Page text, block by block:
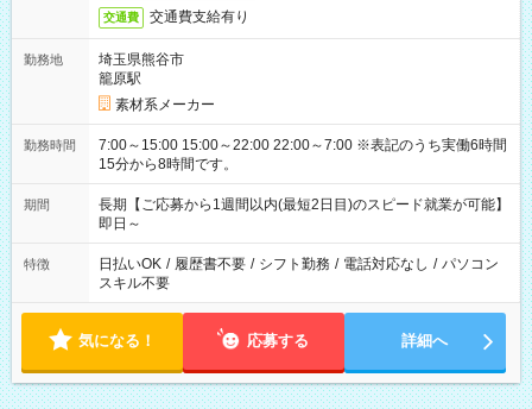
交通費 交通費支給有り
勤務地
埼玉県熊谷市
籠原駅
素材系メーカー
勤務時間
7:00～15:00 15:00～22:00 22:00～7:00 ※表記のうち実働6時間
15分から8時間です。
期間
長期【ご応募から1週間以内(最短2日目)のスピード就業が可能】
即日～
特徴 日払いOK / 履歴書不要 / シフト勤務 / 電話対応なし / パソコン
スキル不要
気になる！ 応募する 詳細へ